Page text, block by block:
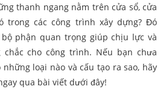
thanh ngang nằm trên cửa sổ, cửa
trong các công trình xây dựng? Đó
phận quan trọng giúp chịu lực và
chắc cho công trình. Nếu bạn chưa
những loại nào và cấu tạo ra sao, hãy
qua bài viết dưới đây!